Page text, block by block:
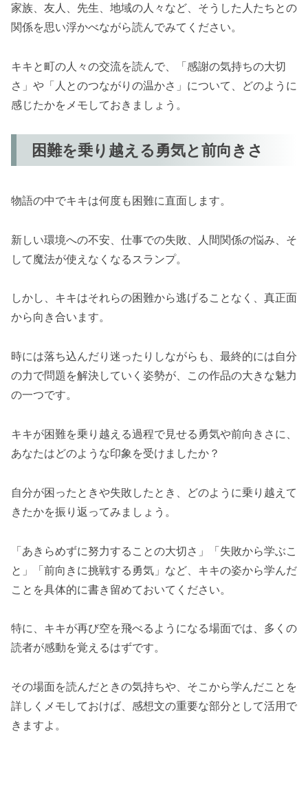
家族、友人、先生、地域の人々など、そうした人たちとの
関係を思い浮かべながら読んでみてください。
キキと町の人々の交流を読んで、「感謝の気持ちの大切
さ」や「人とのつながりの温かさ」について、どのように
感じたかをメモしておきましょう。
困難を乗り越える勇気と前向きさ
物語の中でキキは何度も困難に直面します。
新しい環境への不安、仕事での失敗、人間関係の悩み、そ
して魔法が使えなくなるスランプ。
しかし、キキはそれらの困難から逃げることなく、真正面
から向き合います。
時には落ち込んだり迷ったりしながらも、最終的には自分
の力で問題を解決していく姿勢が、この作品の大きな魅力
の一つです。
キキが困難を乗り越える過程で見せる勇気や前向きさに、
あなたはどのような印象を受けましたか？
自分が困ったときや失敗したとき、どのように乗り越えて
きたかを振り返ってみましょう。
「あきらめずに努力することの大切さ」「失敗から学ぶこ
と」「前向きに挑戦する勇気」など、キキの姿から学んだ
ことを具体的に書き留めておいてください。
特に、キキが再び空を飛べるようになる場面では、多くの
読者が感動を覚えるはずです。
その場面を読んだときの気持ちや、そこから学んだことを
詳しくメモしておけば、感想文の重要な部分として活用で
きますよ。